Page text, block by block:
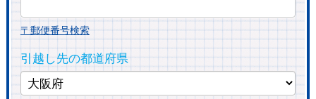
〒郵便番号検索
引越し先の都道府県